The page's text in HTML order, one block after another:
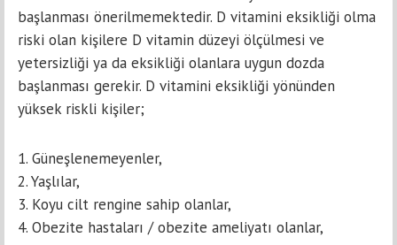
başlanması önerilmemektedir. D vitamini eksikliği olma
riski olan kişilere D vitamin düzeyi ölçülmesi ve
yetersizliği ya da eksikliği olanlara uygun dozda
başlanması gerekir. D vitamini eksikliği yönünden
yüksek riskli kişiler;
1. Güneşlenemeyenler,
2. Yaşlılar,
3. Koyu cilt rengine sahip olanlar,
4. ­Obezite hastaları / obezite ameliyatı olanlar,